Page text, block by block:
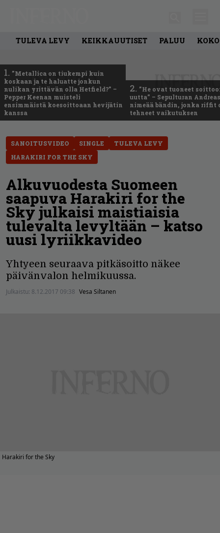
TULEVA LEVY KEIKKAUUTISET PALUU
1. ”Metallica on tiukempi kuin
koskaan ja te haluatte jonkun
nulikan yrittävän olla Hetfield?” –
Pepper Keenan muisteli
ensimmäistä koesoittoaan hevijätin
kanssa
2. ”He ovat tuoneet
uutta” – Sepulturan
nimeää bändin, jonka riffit
tehneet vaikutuksen
SANOITUSVIDEO SINGLE
TULEVA LEVY
HARAKIRI FOR THE SKY
Alkuvuodesta Suomeen
saapuva Harakiri for the
Sky julkaisi maistiaisia
tulevalta levyltään – katso
uusi lyriikkavideo
Yhtyeen seuraava pitkäsoitto näkee
päivänvalon helmikuussa.
Julkaistu: 8.12.2017 09:38 Vesa Siltanen
Harakiri for the Sky